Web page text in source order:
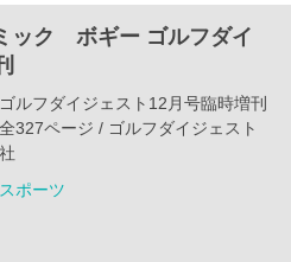
ック ボギー ゴルフダイ
ゴルフダイジェスト12月号臨時増刊
全327ページ / ゴルフダイジェスト
社
スポーツ